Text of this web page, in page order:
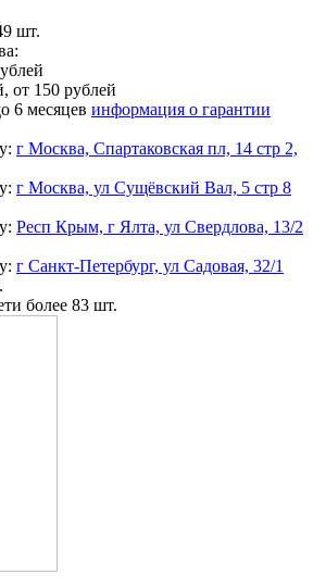
шт.
от 150 рублей
6 месяцев информация о гарантии
г Москва, Спартаковская пл, 14 стр 2,
г Москва, ул Сущёвский Вал, 5 стр 8
Респ Крым, г Ялта, ул Свердлова, 13/2
г Санкт-Петербург, ул Садовая, 32/1
более 83 шт.